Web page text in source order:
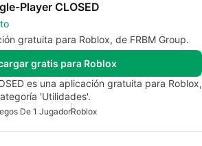
Player CLOSED
gratuita para Roblox, de FRBM Group.
gratis para Roblox
es una aplicación gratuita para Roblox,
'Utilidades'.
De 1 JugadorRoblox